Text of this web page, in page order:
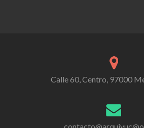
Calle 60, Centro, 97000